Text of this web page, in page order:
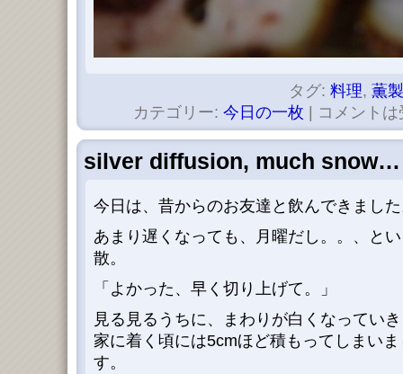
タグ: 料理, 薫製
カテゴリー: 今日の一枚 コメント
silver diffusion, much snow…
今日は、昔からのお友達と飲んできまし
あまり遅くなっても、月曜だし。。、と
散。
「よかった、早く切り上げて。」
見る見るうちに、まわりが白くなってい
家に着く頃には5cmほど積もってしまい
す。